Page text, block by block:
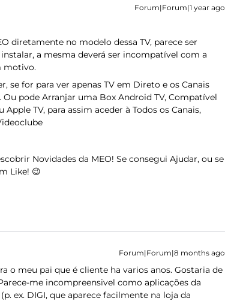
Forum|Forum|1 year ago
diretamente no modelo dessa TV, parece ser
a mesma deverá ser incompatível com a
motivo.
se for para ver apenas TV em Direto e os Canais
Ou pode Arranjar uma Box Android TV, Compatível
Apple TV, para assim aceder à Todos os Canais,
Novidades da MEO! Se consegui Ajudar, ou se
Like! 😉
Forum|Forum|8 months ago
o meu pai que é cliente ha varios anos. Gostaria de
me incompreensivel como aplicações da
ex. DIGI, que aparece facilmente na loja da